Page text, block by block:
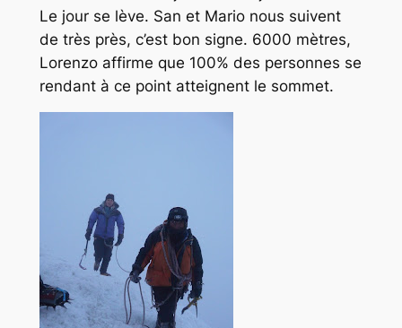
Le jour se lève. San et Mario nous suivent
de très près, c’est bon signe. 6000 mètres,
Lorenzo affirme que 100% des personnes se
rendant à ce point atteignent le sommet.